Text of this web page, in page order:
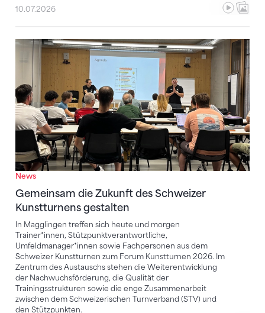
10.07.2026
News
Gemeinsam die Zukunft des Schweizer
Kunstturnens gestalten
In Magglingen treffen sich heute und morgen
Trainer*innen, Stützpunktverantwortliche,
Umfeldmanager*innen sowie Fachpersonen aus dem
Schweizer Kunstturnen zum Forum Kunstturnen 2026. Im
Zentrum des Austauschs stehen die Weiterentwicklung
der Nachwuchsförderung, die Qualität der
Trainingsstrukturen sowie die enge Zusammenarbeit
zwischen dem Schweizerischen Turnverband (STV) und
den Stützpunkten.
Gemeinsam die Zukunft des Schweizer